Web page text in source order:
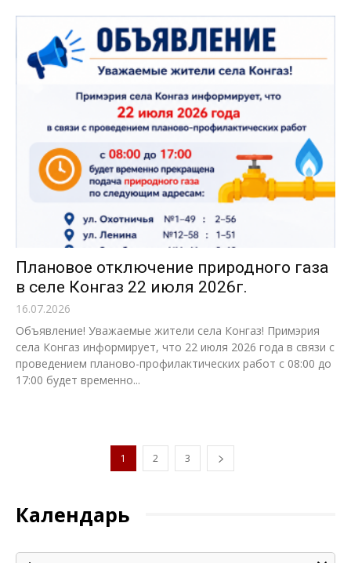
Плановое отключение природного газа
в селе Конгаз 22 июля 2026г.
16.07.2026
Объявление! Уважаемые жители села Конгаз! Примэрия
села Конгаз информирует, что 22 июля 2026 года в связи с
проведением планово-профилактических работ с 08:00 до
17:00 будет временно...
1 2 3
Календарь